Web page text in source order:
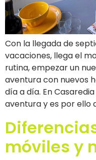
Con la llegada de
vacaciones, llega el
rutina, empezar un
aventura con nuevos
día a día. En
aventura y es por ello
móviles y